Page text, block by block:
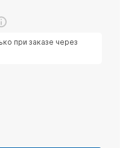
при заказе через